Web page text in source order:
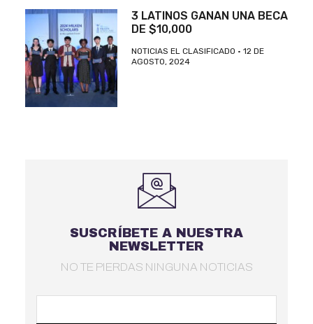
3 LATINOS GANAN UNA BECA
DE $10,000
NOTICIAS EL CLASIFICADO
12 DE
AGOSTO, 2024
SUSCRÍBETE A NUESTRA
NEWSLETTER
NO TE PIERDAS NINGUNA NOTICIAS